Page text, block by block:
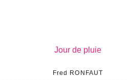
Jour de pluie
Fred RONFAUT